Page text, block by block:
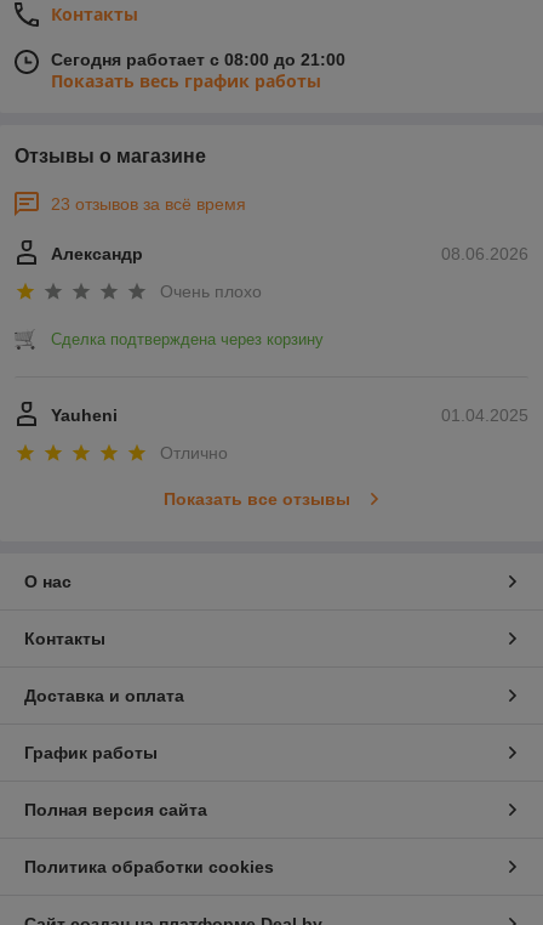
Контакты
Сегодня работает с 08:00 до 21:00
Показать весь график работы
Отзывы о магазине
23 отзывов за всё время
08.06.2026
Александр
Очень плохо
Сделка подтверждена через корзину
01.04.2025
Yauheni
Отлично
Показать все отзывы
О нас
Контакты
Доставка и оплата
График работы
Полная версия сайта
Политика обработки cookies